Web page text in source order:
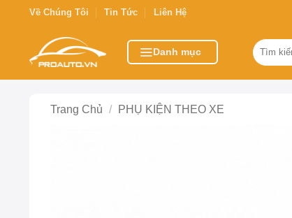
Về Chúng Tôi Tin Tức Liên Hệ
Danh mục
Tìm
kiếm:
Trang Chủ / PHỤ KIỆN THEO XE